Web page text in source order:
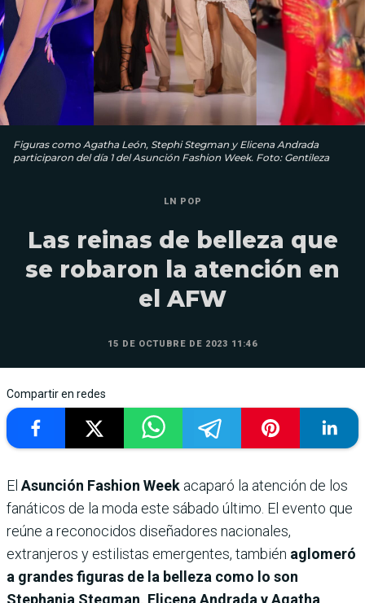
Figuras como Agatha León, Stephi Stegman y Elicena Andrada
participaron del día 1 del Asunción Fashion Week. Foto: Gentileza
LN POP
Las reinas de belleza que
se robaron la atención en
el AFW
15 DE OCTUBRE DE 2023 11:46
Compartir en redes
El Asunción Fashion Week acaparó la atención de los
fanáticos de la moda este sábado último. El evento que
reúne a reconocidos diseñadores nacionales,
extranjeros y estilistas emergentes, también aglomeró
a grandes figuras de la belleza como lo son